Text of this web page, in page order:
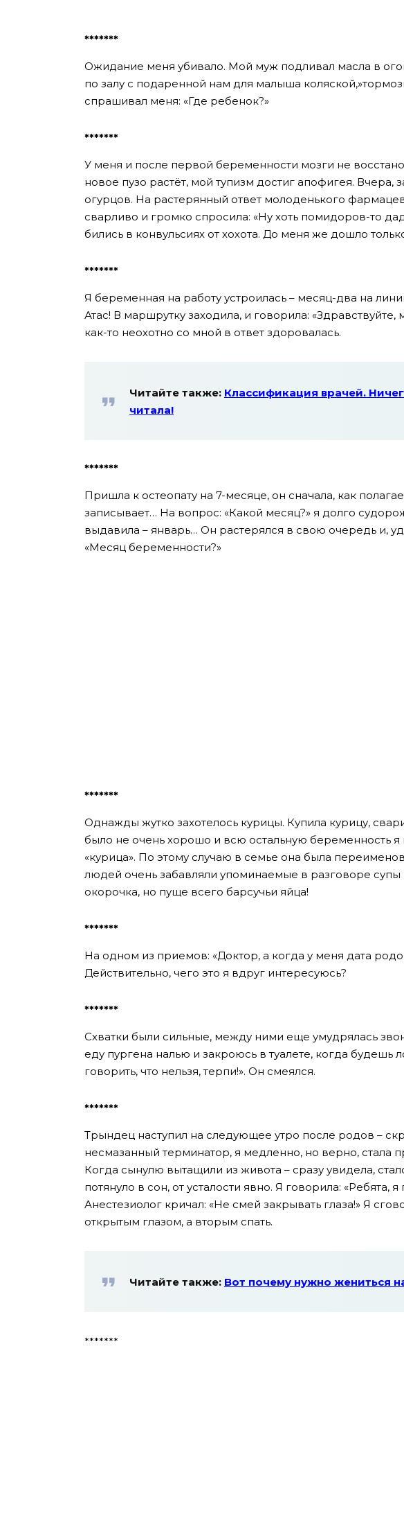
*******
Ожидание меня убивало. Мой муж подливал масла в
по залу с подаренной нам для малыша
спрашивал меня: «Где ребенок?»
*******
У меня и после первой беременности мозги не
новое пузо растёт, мой тупизм достиг апофигея. Вчера,
огурцов. На растерянный ответ молоденького
сварливо и громко спросила: «Ну хоть помидоров-то
бились в конвульсиях от хохота. До меня же дошло
*******
Я беременная на работу устроилась – месяц-два на
Атас! В маршрутку заходила, и говорила:
как-то неохотно со мной в ответ здоровалась.
Читайте также: Классификация врачей.
читала!
*******
Пришла к остеопату на 7-месяце, он сначала, как
записывает… На вопрос: «Какой месяц?» я долго
выдавила – январь… Он растерялся в свою очередь и,
«Месяц беременности?»
*******
Однажды жутко захотелось курицы. Купила курицу,
было не очень хорошо и всю остальную беременность
«курица». По этому случаю в семье она была
людей очень забавляли упоминаемые в разговоре супы
окорочка, но пуще всего барсучьи яйца!
*******
На одном из приемов: «Доктор, а когда у меня дата
Действительно, чего это я вдруг интересуюсь?
*******
Схватки были сильные, между ними еще умудрялась
еду пургена налью и закроюсь в туалете, когда будешь
говорить, что нельзя, терпи!». Он смеялся.
*******
Трындец наступил на следующее утро после родов –
несмазанный терминатор, я медленно, но верно, стала
Когда сынулю вытащили из живота – сразу увидела,
потянуло в сон, от усталости явно. Я говорила: «Ребята,
Анестезиолог кричал: «Не смей закрывать глаза!» Я
открытым глазом, а вторым спать.
Читайте также: Вот почему нужно жениться
*******